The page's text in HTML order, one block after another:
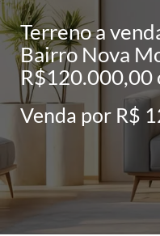
Terreno a
Bairro Nova
R$120.000,00
Venda por R$